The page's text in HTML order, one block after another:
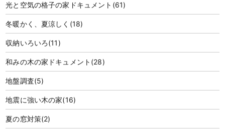
光と空気の格子の家ドキュメント (61)
冬暖かく、夏涼しく (18)
収納いろいろ(11)
和みの木の家ドキュメント (28)
地盤調査(5)
地震に強い木の家(16)
夏の窓対策(2)